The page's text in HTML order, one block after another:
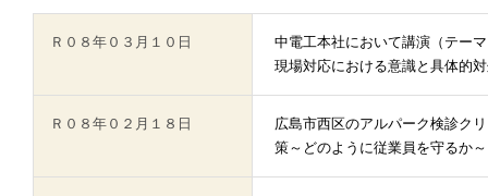
Ｒ０８年０３月１０日
中電工本社において講演（テー
現場対応における意識と具体的
Ｒ０８年０２月１８日
広島市西区のアルパーク検診ク
策～どのように従業員を守るか